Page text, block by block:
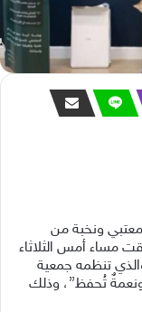
ونخبة من
مساء أمس الثلاثاء
تنظمه جمعية
تُحفظ”، وذلك